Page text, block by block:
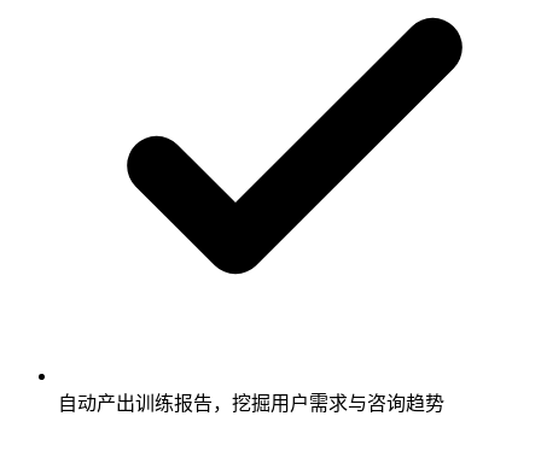
自动产出训练报告，挖掘用户需求与咨询趋势